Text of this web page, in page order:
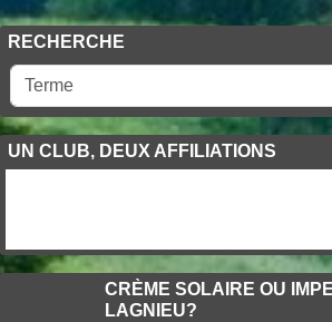
RECHERCHE
UN CLUB, DEUX AFFILIATIONS
CRÈME SOLAIRE OU
LAGNIEU?